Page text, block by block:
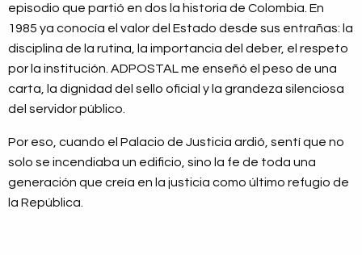
episodio que partió en dos la historia de Colombia. En
1985 ya conocía el valor del Estado desde sus entrañas: la
disciplina de la rutina, la importancia del deber, el respeto
por la institución. ADPOSTAL me enseñó el peso de una
carta, la dignidad del sello oficial y la grandeza silenciosa
del servidor público.
Por eso, cuando el Palacio de Justicia ardió, sentí que no
solo se incendiaba un edificio, sino la fe de toda una
generación que creía en la justicia como último refugio de
la República.